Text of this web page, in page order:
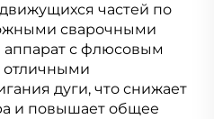
частей по
сварочными
с флюсовым
отличными
дуги, что снижает
и повышает общее